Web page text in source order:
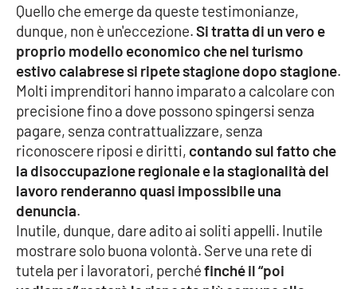
Quello che emerge da queste testimonianze,
dunque, non è un'eccezione.Si tratta di un vero e
proprio modello economico che nel turismo
estivo calabrese si ripete stagione dopo stagione.
Molti imprenditori hanno imparato a calcolare con
precisione fino a dove possono spingersi senza
pagare, senza contrattualizzare, senza
riconoscere riposi e diritti, contando sul fatto che
la disoccupazione regionale e la stagionalità del
lavoro renderanno quasi impossibile una
denuncia.
Inutile, dunque, dare adito ai soliti appelli. Inutile
mostrare solo buona volontà. Serve una rete di
tutela per i lavoratori, perchéfinché il “poi